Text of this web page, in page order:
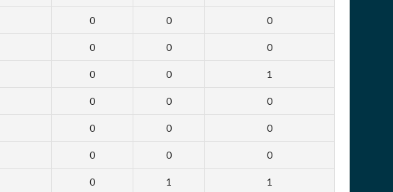
0 0 0
0 0 0
0 0 1
0 0 0
0 0 0
0 0 0
0 1 1